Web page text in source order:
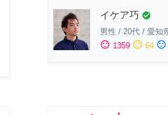
イケア巧 check_circle
男性 / 20代 / 愛知
sentiment_satisfied 1359 sentiment_neutral 64 sentiment_dissatisfied